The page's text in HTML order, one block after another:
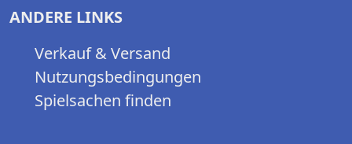
ANDERE LINKS
Verkauf & Versand
Nutzungsbedingungen
Spielsachen finden